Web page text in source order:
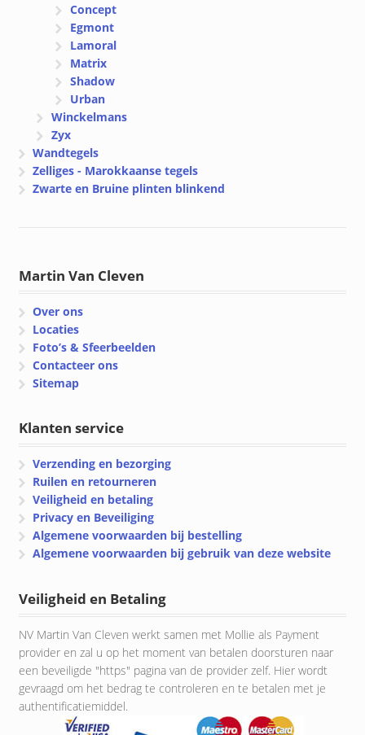
Concept
Egmont
Lamoral
Matrix
Shadow
Urban
Winckelmans
Zyx
Wandtegels
Zelliges - Marokkaanse tegels
Zwarte en Bruine plinten blinkend
Martin Van Cleven
Over ons
Locaties
Foto’s & Sfeerbeelden
Contacteer ons
Sitemap
Klanten service
Verzending en bezorging
Ruilen en retourneren
Veiligheid en betaling
Privacy en Beveiliging
Algemene voorwaarden bij bestelling
Algemene voorwaarden bij gebruik van deze website
Veiligheid en Betaling
NV Martin Van Cleven werkt samen met Mollie als Payment
provider en zal u op het moment van betalen doorsturen naar
een beveiligde "https" pagina van de provider zelf. Hier wordt
gevraagd om het bedrag te controleren en te betalen met je
authentificatiemiddel.